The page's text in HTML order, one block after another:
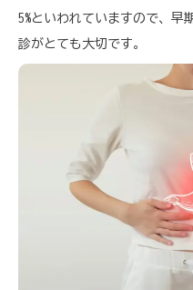
5%といわれていますので、早
診がとても大切です。